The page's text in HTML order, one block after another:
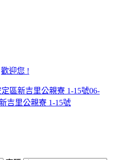
歡迎您 !
06-
吉里公親寮 1-15號